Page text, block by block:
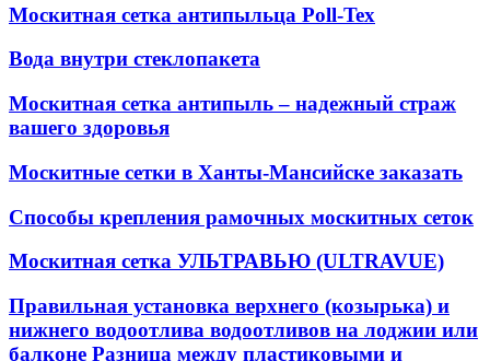
Москитная сетка антипыльца Poll-Tex
Вода внутри стеклопакета
Москитная сетка антипыль – надежный страж
вашего здоровья
Москитные сетки в Ханты-Мансийске заказать
Способы крепления рамочных москитных сеток
Москитная сетка УЛЬТРАВЬЮ (ULTRAVUE)
Правильная установка верхнего (козырька) и
нижнего водоотлива водоотливов на лоджии или
балконе Разница между пластиковыми и